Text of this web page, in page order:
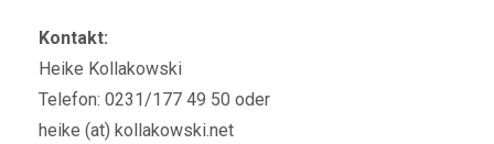
Kontakt:
Heike Kollakowski
Telefon: 0231/177 49 50 oder
heike (at) kollakowski.net